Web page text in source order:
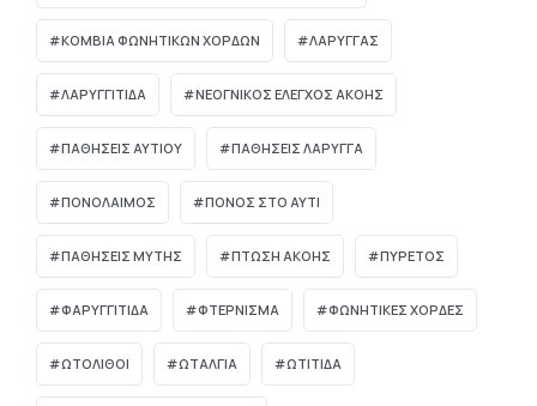
ΚΟΜΒΊΑ ΦΩΝΗΤΙΚΏΝ ΧΟΡΔΏΝ ΛΑΡΥΓΓΑΣ
ΛΑΡΥΓΓΙΤΙΔΑ ΝΕΟΓΝΙΚΌΣ ΈΛΕΓΧΟΣ ΑΚΟΉΣ
ΠΑΘΗΣΕΙΣ ΑΥΤΙΟΥ ΠΑΘΗΣΕΙΣ ΛΑΡΥΓΓΑ
ΠΟΝΟΛΑΙΜΟΣ ΠΟΝΟΣ ΣΤΟ ΑΥΤΙ
ΠΑΘΉΣΕΙΣ ΜΎΤΗΣ ΠΤΏΣΗ ΑΚΟΉΣ ΠΥΡΕΤΌΣ
ΦΑΡΥΓΓΙΤΙΔΑ ΦΤΕΡΝΙΣΜΑ ΦΩΝΗΤΙΚΕΣ ΧΟΡΔΕΣ
ΩΤΌΛΙΘΟΙ ΩΤΑΛΓΙΑ ΩΤΙΤΙΔΑ